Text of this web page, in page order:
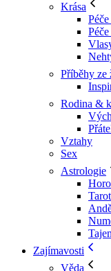
Krása
Příběhy ze
Rodina &
Vztahy
Sex
Astrologie
Zajímavosti
Věda